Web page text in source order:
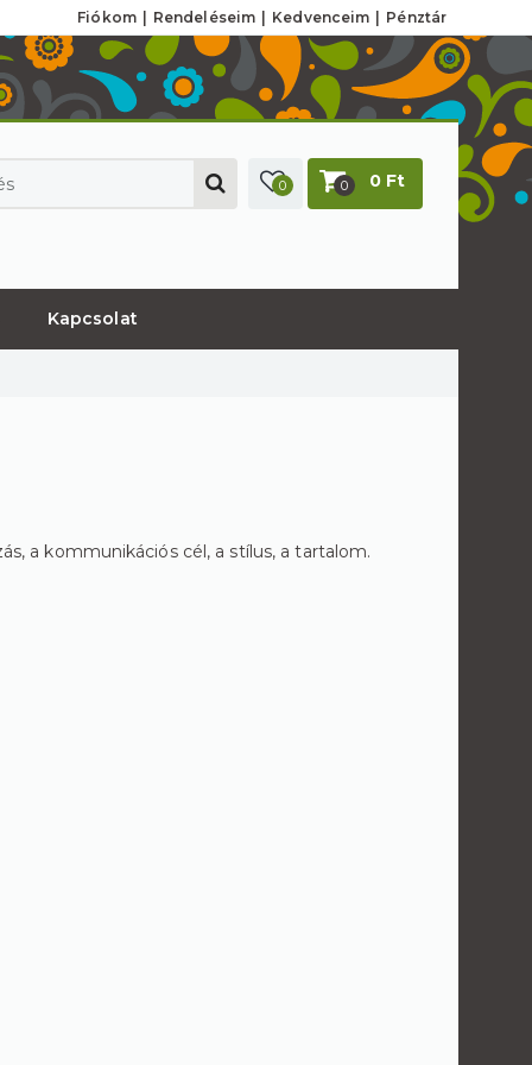
Fiókom Rendeléseim Kedvenceim Pénztár
0 0 0 Ft
Kapcsolat
a kommunikációs cél, a stílus, a tartalom.